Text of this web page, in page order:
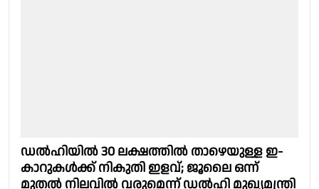
ഡൽഹിയിൽ 30 ലക്ഷത്തിൽ താഴെയുള്ള ഇ-
കാറുകൾക്ക് നികുതി ഇളവ്; ജൂലൈ ഒന്ന്
മുതൽ നിലവിൽ വരുമെന്ന് ഡൽഹി മുഖ്യമന്ത്രി